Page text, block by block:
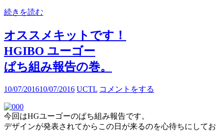
続きを読む
オススメキットです！
HGIBO ユーゴー
ぱち組み報告の巻。
10/07/201610/07/2016 UCTL コメントをする
今回はHGユーゴーのぱち組み報告です。
デザインが発表されてからこの日が来るのを心待ちにしてお